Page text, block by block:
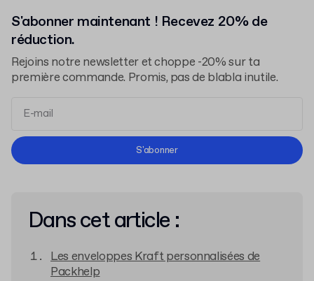
S'abonner maintenant ! Recevez 20% de
réduction.
Rejoins notre newsletter et choppe -20% sur ta
première commande. Promis, pas de blabla inutile.
Conditions d'Utilisation
S'abonner
Dans cet article :
Les enveloppes Kraft personnalisées de
Packhelp